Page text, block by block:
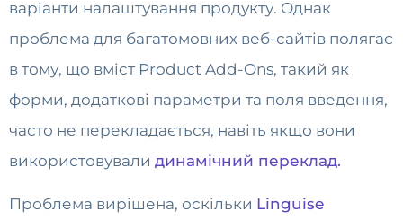
варіанти налаштування продукту. Однак
проблема для багатомовних веб-сайтів полягає
в тому, що вміст Product Add-Ons, такий як
форми, додаткові параметри та поля введення,
часто не перекладається, навіть якщо вони
використовували динамічний переклад.
Проблема вирішена, оскільки Linguise